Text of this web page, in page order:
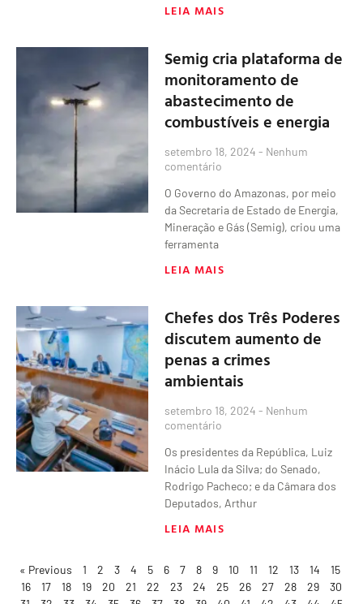
LEIA MAIS
Semig cria plataforma de
monitoramento de
abastecimento de
combustíveis e energia
setembro 18, 2024 Nenhum
comentário
O Governo do Amazonas, por meio
da Secretaria de Estado de Energia,
Mineração e Gás (Semig), criou uma
ferramenta
LEIA MAIS
Chefes dos Três Poderes
discutem aumento de
penas a crimes
ambientais
setembro 18, 2024 Nenhum
comentário
Os presidentes da República, Luiz
Inácio Lula da Silva; do Senado,
Rodrigo Pacheco; e da Câmara dos
Deputados, Arthur
LEIA MAIS
« Previous 1 2 3 4 5 6 7 8 9 10 11 12 13 14
15
16
17 18 19 20 21 22 23 24 25 26 27 28 29
30